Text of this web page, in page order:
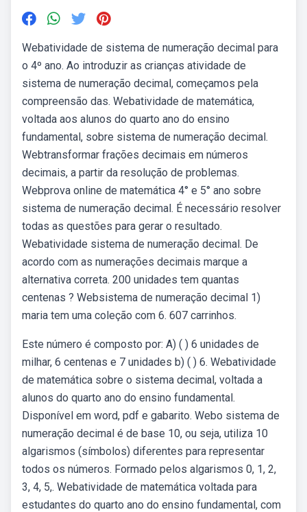
Webatividade de sistema de numeração decimal para
o 4º ano. Ao introduzir as crianças atividade de
sistema de numeração decimal, começamos pela
compreensão das. Webatividade de matemática,
voltada aos alunos do quarto ano do ensino
fundamental, sobre sistema de numeração decimal.
Webtransformar frações decimais em números
decimais, a partir da resolução de problemas.
Webprova online de matemática 4° e 5° ano sobre
sistema de numeração decimal. É necessário resolver
todas as questões para gerar o resultado.
Webatividade sistema de numeração decimal. De
acordo com as numerações decimais marque a
alternativa correta. 200 unidades tem quantas
centenas ? Websistema de numeração decimal 1)
maria tem uma coleção com 6. 607 carrinhos.
Este número é composto por: A) ( ) 6 unidades de
milhar, 6 centenas e 7 unidades b) ( ) 6. Webatividade
de matemática sobre o sistema decimal, voltada a
alunos do quarto ano do ensino fundamental.
Disponível em word, pdf e gabarito. Webo sistema de
numeração decimal é de base 10, ou seja, utiliza 10
algarismos (símbolos) diferentes para representar
todos os números. Formado pelos algarismos 0, 1, 2,
3, 4, 5,. Webatividade de matemática voltada para
estudantes do quarto ano do ensino fundamental, com